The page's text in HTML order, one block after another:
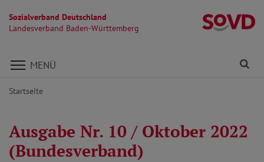
Sozialverband Deutschland
Landesverband Baden-Württemberg
Direkt zu den Inhalten springen
MENÜ
Startseite
Ausgabe Nr. 10 / Oktober 2022
(Bundesverband)